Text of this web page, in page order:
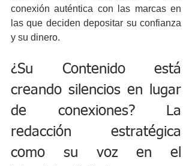
conexión auténtica con las marcas en
las que deciden depositar su confianza
y su dinero.
¿Su Contenido está
creando silencios en lugar
de conexiones? La
redacción estratégica
como su voz en el